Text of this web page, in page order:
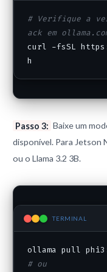
# Verifique a
ack em
curl -fsSL
h
Passo 3: Baixe um
disponível. Para Jetson
ou o Llama 3.2 3B.
TERMINAL
# ou